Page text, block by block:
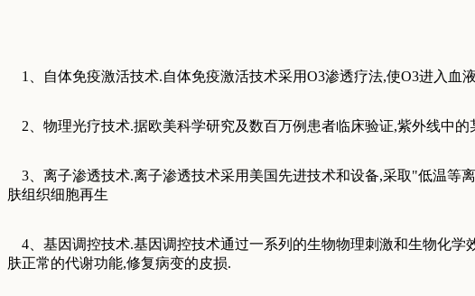
1、自体免疫激活技术.自体免疫激活技术采用O3渗透疗法,使O3进入血
2、物理光疗技术.据欧美科学研究及数百万例患者临床验证,紫外线中
3、离子渗透技术.离子渗透技术采用美国先进技术和设备,采取"低温等
肤组织细胞再生
4、基因调控技术.基因调控技术通过一系列的生物物理刺激和生物化学
肤正常的代谢功能,修复病变的皮损.